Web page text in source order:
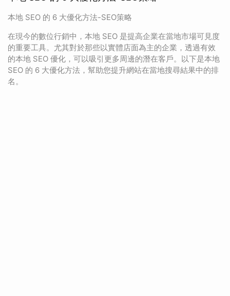
本地 SEO 的 6 大優化方法-SEO策略
在現今的數位行銷中，本地 SEO 是提高企業在當地市場可見度
的重要工具。尤其對於那些以實體店面為主的企業，透過有效
的本地 SEO 優化，可以吸引更多周邊的潛在客戶。以下是本地
SEO 的 6 大優化方法，幫助您提升網站在當地搜尋結果中的排
名。